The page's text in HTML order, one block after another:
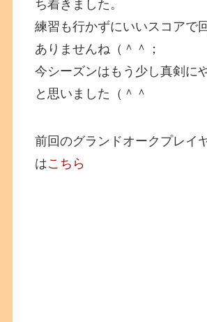
ち着きました。
練習も行かずにいいスコアで
ありませんね（＾＾；
今シーズンはもう少し真剣に
と思いました（＾＾
前回のグランドオークプレイ
はこちら